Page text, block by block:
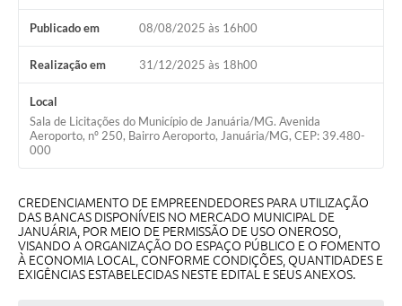
Diário Oficial
Links
Serviços Online
Enquete
SIC
Fotos - Eventos Oficiais
Publicado em 08/08/2025 às 16h00
Realização em 31/12/2025 às 18h00
Local
Sala de Licitações do Município de Januária/MG. Avenida
Aeroporto, nº 250, Bairro Aeroporto, Januária/MG, CEP: 39.480-
000
CREDENCIAMENTO DE EMPREENDEDORES PARA UTILIZAÇÃO
DAS BANCAS DISPONÍVEIS NO MERCADO MUNICIPAL DE
JANUÁRIA, POR MEIO DE PERMISSÃO DE USO ONEROSO,
VISANDO A ORGANIZAÇÃO DO ESPAÇO PÚBLICO E O FOMENTO
À ECONOMIA LOCAL, CONFORME CONDIÇÕES, QUANTIDADES E
EXIGÊNCIAS ESTABELECIDAS NESTE EDITAL E SEUS ANEXOS.